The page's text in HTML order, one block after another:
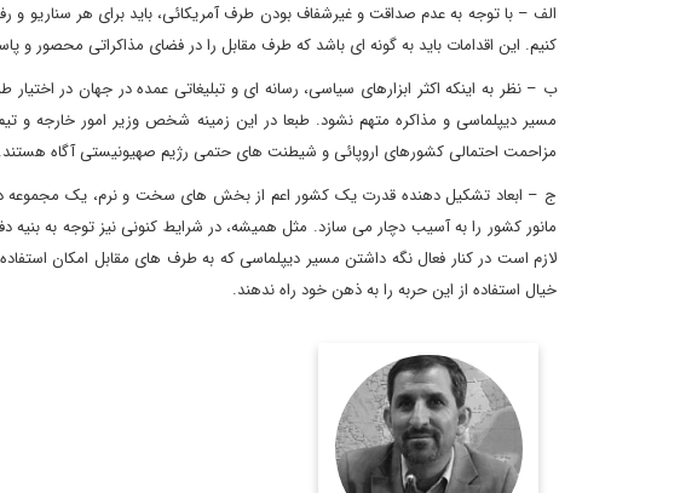
الف – با توجه به عدم صداقت و غیرشفاف بودن طرف آمریکائی، باید برای هر سناریو و
کنیم. این اقدامات باید به گونه ای باشد که طرف مقابل را در فضای مذاکراتی محصور و
ب – نظر به اینکه اکثر ابزارهای سیاسی، رسانه ای و تبلیغاتی عمده در جهان در
مسیر دیپلماسی و مذاکره متهم نشود. طبعا در این زمینه شخص وزیر امور خارجه و تیم
مزاحمت احتمالی کشورهای اروپائی و شیطنت های حتمی رژیم صهیونیستی آگاه هستند.
ج – ابعاد تشکیل دهنده قدرت یک کشور اعم از بخش های سخت و نرم، یک مجموعه
مانور کشور را به آسیب دچار می سازد. مثل همیشه، در شرایط کنونی نیز توجه به
لازم است در کنار فعال نگه داشتن مسیر دیپلماسی که به طرف های مقابل امکان استفاده
خیال استفاده از این حربه را به ذهن خود راه ندهند.
کارشناس و تحلیل گر ارشد
مسائل سیاسی و بین
المللی.